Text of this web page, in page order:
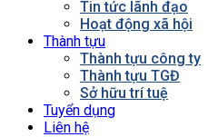
Tin tức lãnh đạo
Hoạt động xã hội
Thành tựu
Thành tựu công ty
Thành tựu TGĐ
Sở hữu trí tuệ
Tuyển dụng
Liên hệ